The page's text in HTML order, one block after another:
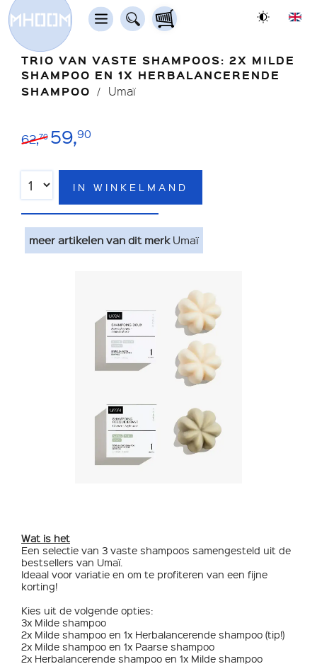
TRIO VAN VASTE SHAMPOOS: 2X MILDE
SHAMPOO EN 1X HERBALANCERENDE
SHAMPOO
Umaï
62,70 59,90
IN WINKELMAND
meer artikelen van dit merkUmaï
Wat is het
Een selectie van 3 vaste shampoos samengesteld uit de
bestsellers van Umaï.
Ideaal voor variatie en om te profiteren van een fijne
korting!
Kies uit de volgende opties:
3x Milde shampoo
2x Milde shampoo en 1x Herbalancerende shampoo (tip!)
2x Milde shampoo en 1x Paarse shampoo
2x Herbalancerende shampoo en 1x Milde shampoo